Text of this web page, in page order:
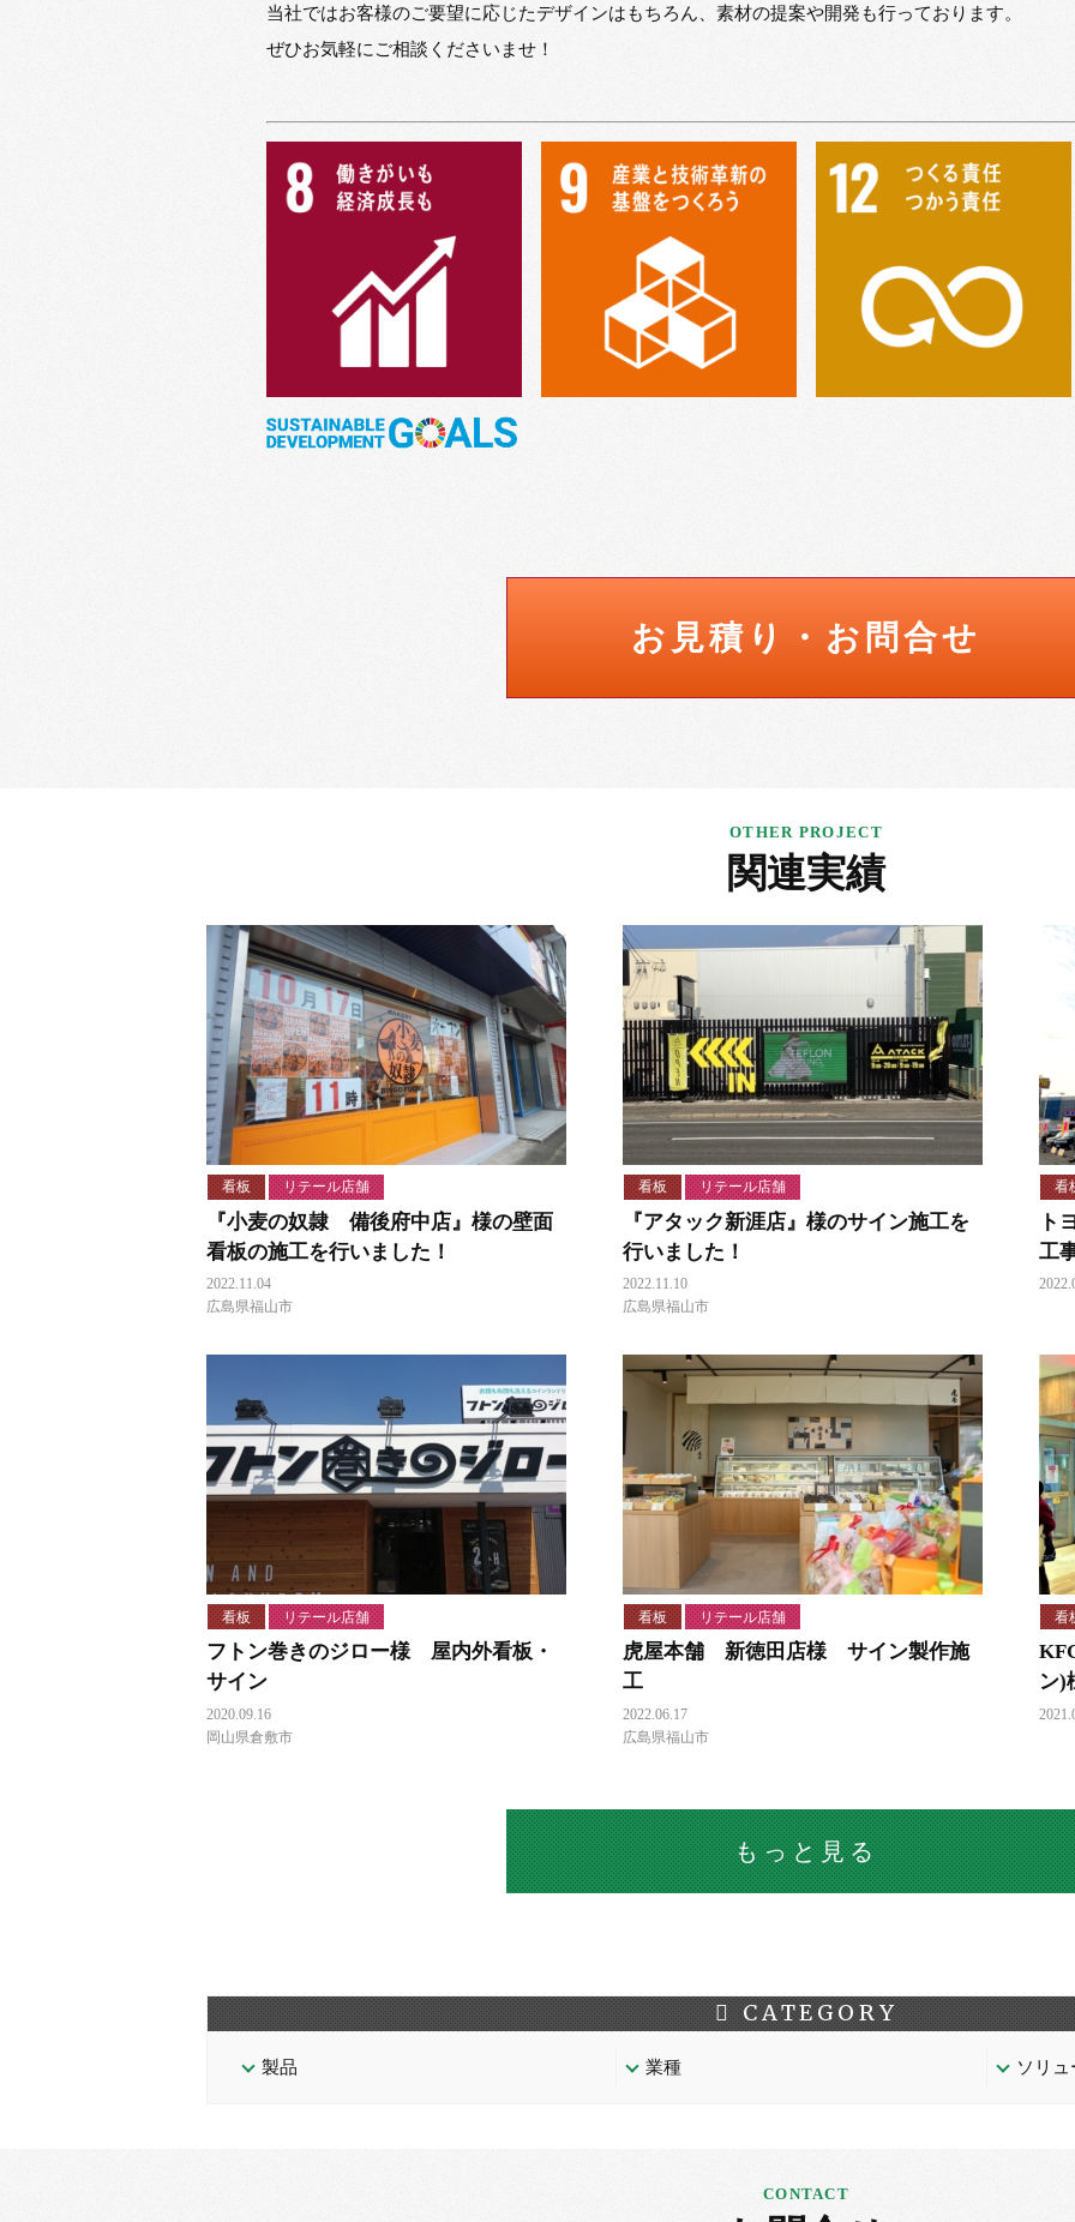
当社ではお客様のご要望に応じたデザインはもちろん、素材の提案や開発も行っております。
ぜひお気軽にご相談くださいませ！
お見積り・お問合せ
関連実績
看板 リテール店舗
『小麦の奴隷 備後府中店』様の壁面
看板の施工を行いました！
2022.11.04
広島県福山市
看板 リテール店舗
『アタック新涯店』様のサイン施工を
行いました！
2022.11.10
広島県福山市
看
ト
工
看板 リテール店舗
フトン巻きのジロー様 屋内外看板・
サイン
2020.09.16
岡山県倉敷市
看板 リテール店舗
虎屋本舗 新徳田店様 サイン製作施
工
2022.06.17
広島県福山市
看
ン)
もっと見る
CATEGORY
製品 業種 ソリ